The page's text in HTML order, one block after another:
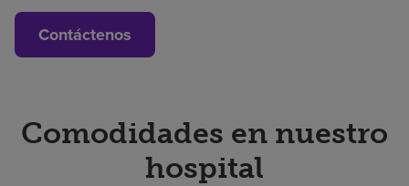
Contáctenos
Comodidades en nuestro
hospital